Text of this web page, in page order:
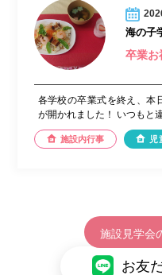
海の子
卒業お
各学校の卒業式を終え、本
が開かれました！ いつもと
施設内行事 児
施設見学会
お友